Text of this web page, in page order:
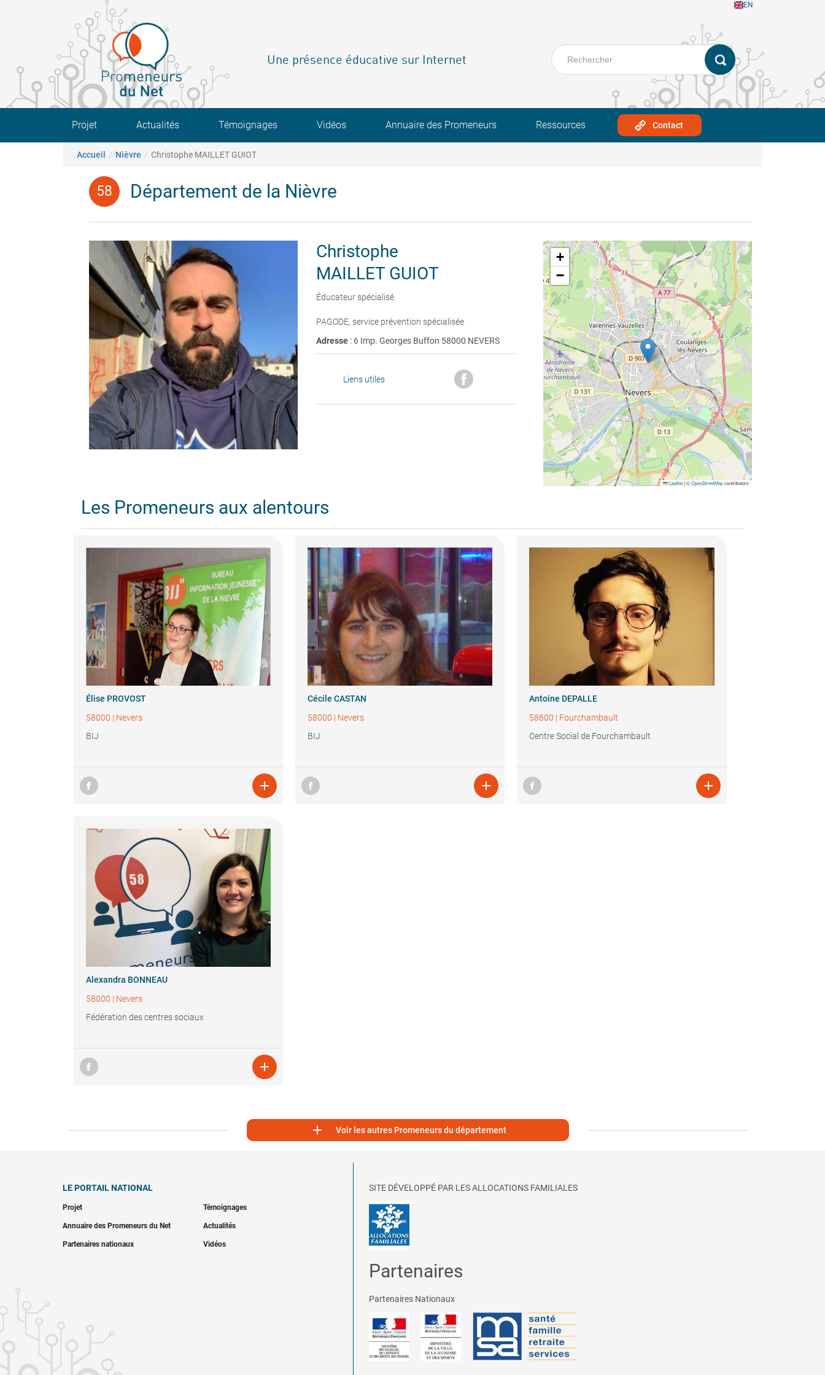
EN
Une présence éducative sur Internet
Main navigation
Projet Actualités Témoignages Vidéos Annuaire des Promeneurs Ressources Contact
Fil d'Ariane
Accueil Nièvre Christophe MAILLET GUIOT
Département de la Nièvre
Christophe
MAILLET GUIOT
Éducateur spécialisé
PAGODE, service prévention spécialisée
Adresse : 6 Imp. Georges Buffon 58000 NEVERS
Liens utiles
+
−
Leaflet|©OpenStreetMapcontributors
Les Promeneurs aux alentours
Élise PROVOST
58000 | Nevers
BIJ

Cécile CASTAN
58000 | Nevers
BIJ

Antoine DEPALLE
58600 | Fourchambault
Centre Social de Fourchambault

Alexandra BONNEAU
58000 | Nevers
Fédération des centres sociaux

 Voir les autres Promeneurs du département
LE PORTAIL NATIONAL
Projet Témoignages
Annuaire des Promeneurs du Net Actualités
Partenaires nationaux Vidéos
SITE DÉVELOPPÉ PAR LES ALLOCATIONS FAMILIALES
Partenaires
Partenaires Nationaux